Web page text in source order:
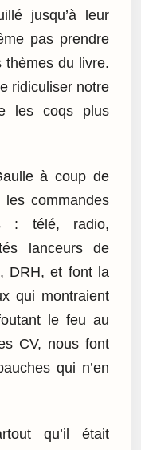
jusqu’à leur
pas prendre
thèmes du livre.
ridiculiser notre
les coqs plus
à coup de
commandes
: télé, radio,
lanceurs de
DRH, et font la
qui montraient
le feu au
CV, nous font
qui n’en
qu’il était